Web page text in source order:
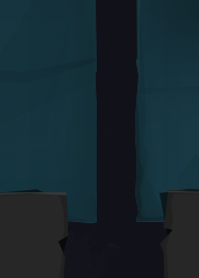
of Thieves และเป็นผู้รักษ